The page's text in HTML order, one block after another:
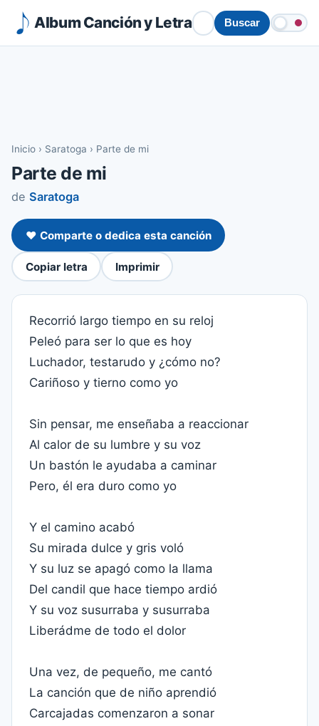
Album Canción y Letra Buscar
Inicio › Saratoga › Parte de mi
Parte de mi
de Saratoga
❤️ Comparte o dedica esta canción
Copiar letra Imprimir
Recorrió largo tiempo en su reloj
Peleó para ser lo que es hoy
Luchador, testarudo y ¿cómo no?
Cariñoso y tierno como yo
Sin pensar, me enseñaba a reaccionar
Al calor de su lumbre y su voz
Un bastón le ayudaba a caminar
Pero, él era duro como yo
Y el camino acabó
Su mirada dulce y gris voló
Y su luz se apagó como la llama
Del candil que hace tiempo ardió
Y su voz susurraba y susurraba
Liberádme de todo el dolor
Una vez, de pequeño, me cantó
La canción que de niño aprendió
Carcajadas comenzaron a sonar